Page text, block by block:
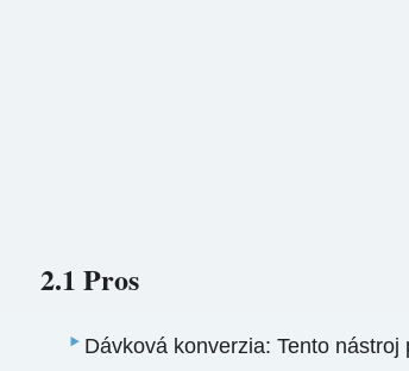
2.1 Pros
Dávková konverzia: Tento